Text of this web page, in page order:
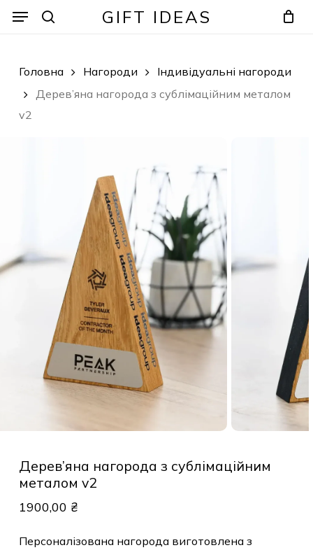
GIFT IDEAS
Menu
Головна Нагороди
Індивідуальні нагороди
Дерев’яна нагорода з сублімаційним металом
v2
Дерев’яна нагорода з сублімаційним
металом v2
1900,00 ₴
Персоналізована нагорода виготовлена з
Menu